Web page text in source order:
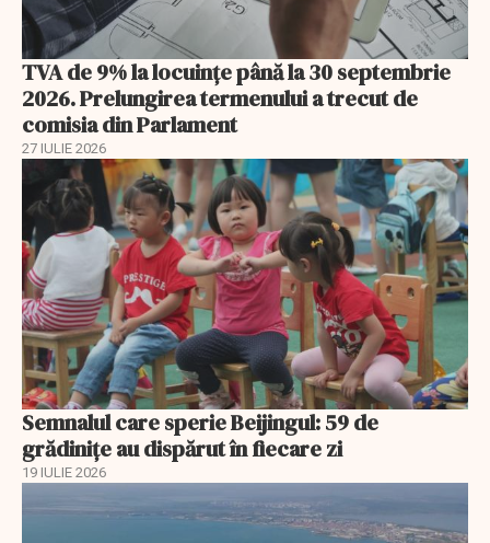
TVA de 9% la locuințe până la 30 septembrie
2026. Prelungirea termenului a trecut de
comisia din Parlament
27 IULIE 2026
Semnalul care sperie Beijingul: 59 de
grădinițe au dispărut în fiecare zi
19 IULIE 2026